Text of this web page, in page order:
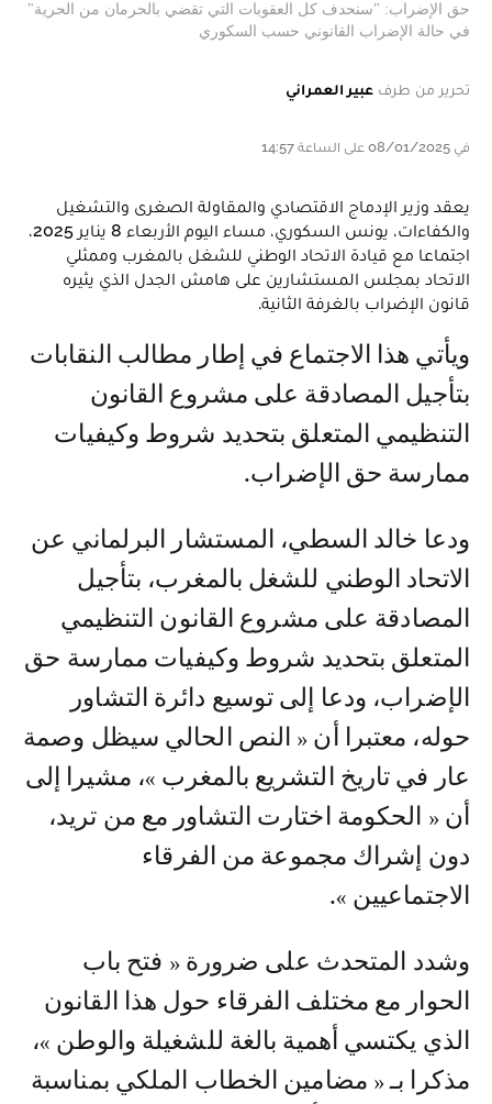
حق الإضراب: "سنحدف كل العقوبات التي تقضي بالحرمان من الحرية"
في حالة الإضراب القانوني حسب السكوري
تحرير من طرف عبير العمراني
في 08/01/2025 على الساعة 14:57
يعقد وزير الإدماج الاقتصادي والمقاولة الصغرى والتشغيل
والكفاءات، يونس السكوري، مساء اليوم الأربعاء 8 يناير 2025،
اجتماعا مع قيادة الاتحاد الوطني للشغل بالمغرب وممثلي
الاتحاد بمجلس المستشارين على هامش الجدل الذي يثيره
قانون الإضراب بالغرفة الثانية.
ويأتي هذا الاجتماع في إطار مطالب النقابات
بتأجيل المصادقة على مشروع القانون
التنظيمي المتعلق بتحديد شروط وكيفيات
ممارسة حق الإضراب.
ودعا خالد السطي، المستشار البرلماني عن
الاتحاد الوطني للشغل بالمغرب، بتأجيل
المصادقة على مشروع القانون التنظيمي
المتعلق بتحديد شروط وكيفيات ممارسة حق
الإضراب، ودعا إلى توسيع دائرة التشاور
حوله، معتبرا أن « النص الحالي سيظل وصمة
عار في تاريخ التشريع بالمغرب »، مشيرا إلى
أن « الحكومة اختارت التشاور مع من تريد،
دون إشراك مجموعة من الفرقاء
الاجتماعيين ».
وشدد المتحدث على ضرورة « فتح باب
الحوار مع مختلف الفرقاء حول هذا القانون
الذي يكتسي أهمية بالغة للشغيلة والوطن »،
مذكرا بـ « مضامين الخطاب الملكي بمناسبة